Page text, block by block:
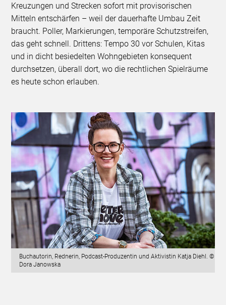
Kreuzungen und Strecken sofort mit provisorischen
Mitteln entschärfen – weil der dauerhafte Umbau Zeit
braucht. Poller, Markierungen, temporäre Schutzstreifen,
das geht schnell. Drittens: Tempo 30 vor Schulen, Kitas
und in dicht besiedelten Wohngebieten konsequent
durchsetzen, überall dort, wo die rechtlichen Spielräume
es heute schon erlauben.
Buchautorin, Rednerin, Podcast-Produzentin und Aktivistin Katja Diehl. ©
Dora Janowska